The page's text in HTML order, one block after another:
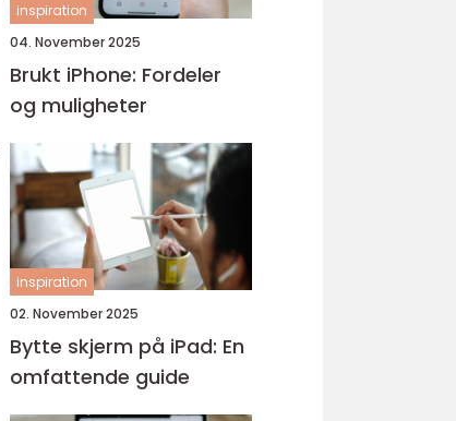
inspiration
04. November 2025
Brukt iPhone: Fordeler
og muligheter
inspiration
02. November 2025
Bytte skjerm på iPad: En
omfattende guide